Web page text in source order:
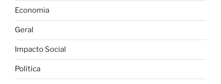
Economia
Geral
Impacto Social
Política